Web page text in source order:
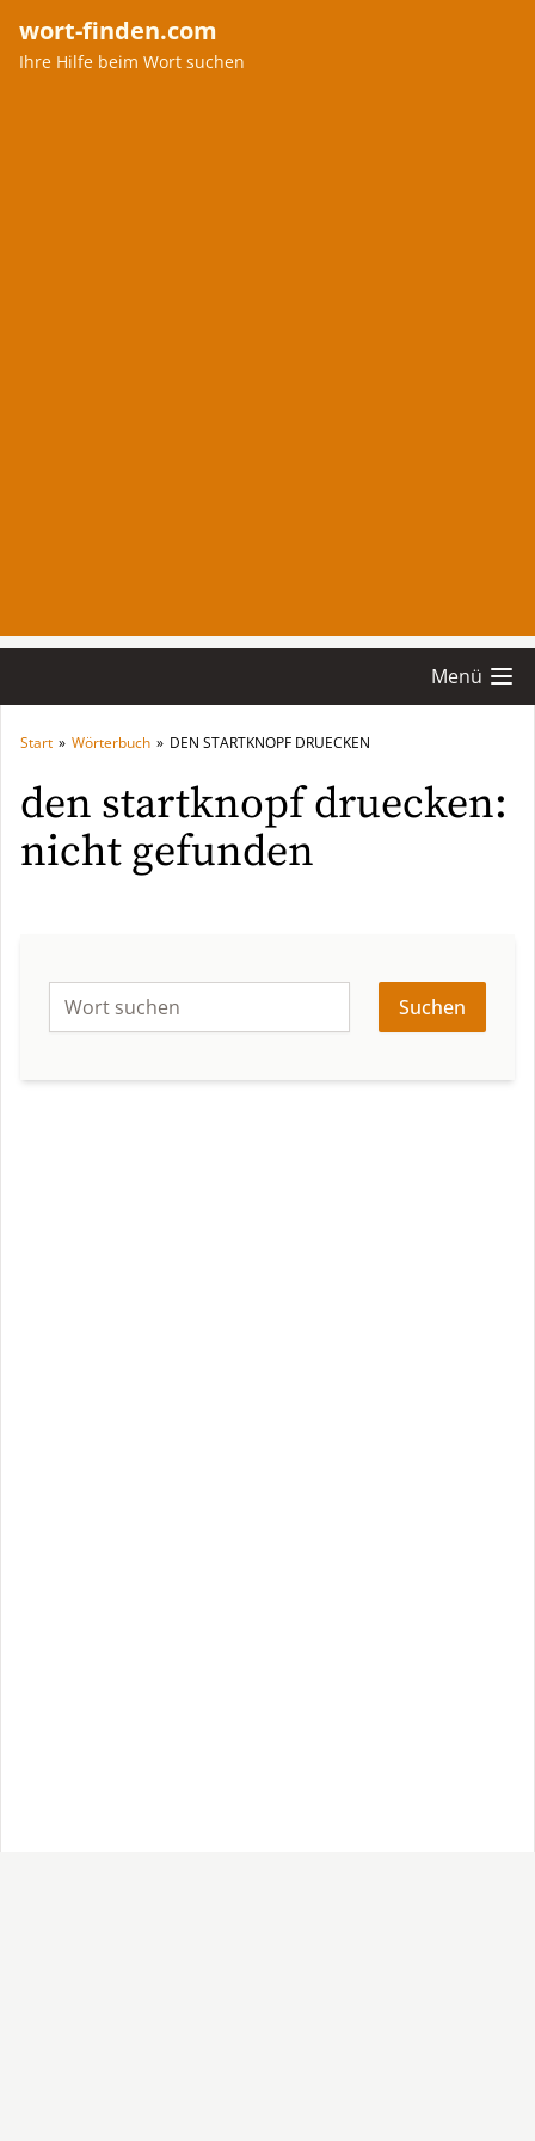
wort-finden.com
Ihre Hilfe beim Wort suchen
Menü
Start » Wörterbuch » DEN STARTKNOPF DRUECKEN
den startknopf druecken:
nicht gefunden
Suchen